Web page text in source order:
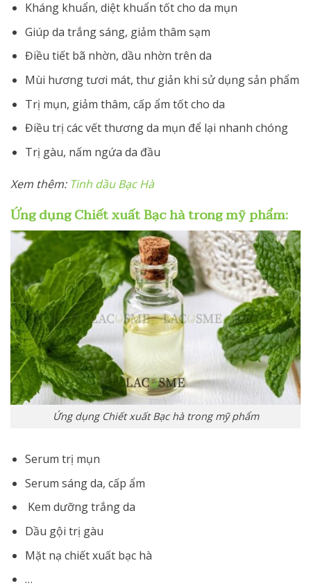
Kháng khuẩn, diệt khuẩn tốt cho da mụn
Giúp da trắng sáng, giảm thâm sạm
Điều tiết bã nhờn, dầu nhờn trên da
Mùi hương tươi mát, thư giản khi sử dụng sản phẩm
Trị mụn, giảm thâm, cấp ẩm tốt cho da
Điều trị các vết thương da mụn để lại nhanh chóng
Trị gàu, nấm ngứa da đầu
Xem thêm: Tinh dầu Bạc Hà
Ứng dụngChiết xuất Bạc hàtrong mỹ phẩm:
Ứng dụng Chiết xuất Bạc hà trong mỹ phẩm
Serum trị mụn
Serum sáng da, cấp ẩm
Kem dưỡng trắng da
Dầu gội trị gàu
Mặt nạ chiết xuất bạc hà
…